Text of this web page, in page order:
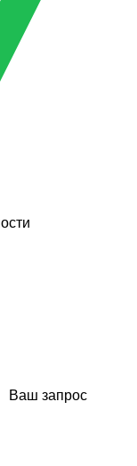
Ваш запрос